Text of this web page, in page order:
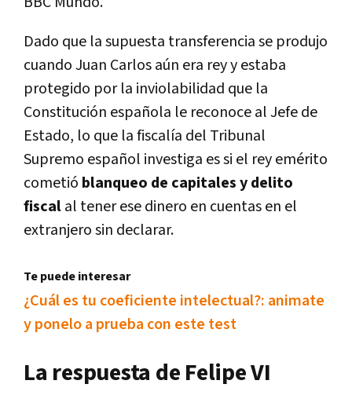
Dado que la supuesta transferencia se produjo
cuando Juan Carlos aún era rey y estaba
protegido por la inviolabilidad que la
Constitución española le reconoce al Jefe de
Estado, lo que la fiscalía del Tribunal
Supremo español investiga es si el rey emérito
cometió blanqueo de capitales y delito
fiscalal tener ese dinero en cuentas en el
extranjero sin declarar.
Te puede interesar
¿Cuál es tu coeficiente intelectual?: animate
y ponelo a prueba con este test
La respuesta de Felipe VI